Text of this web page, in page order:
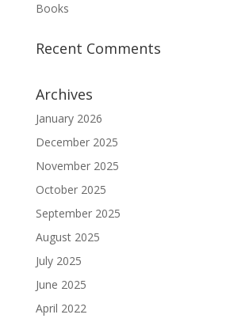
Books
Recent Comments
Archives
January 2026
December 2025
November 2025
October 2025
September 2025
August 2025
July 2025
June 2025
April 2022